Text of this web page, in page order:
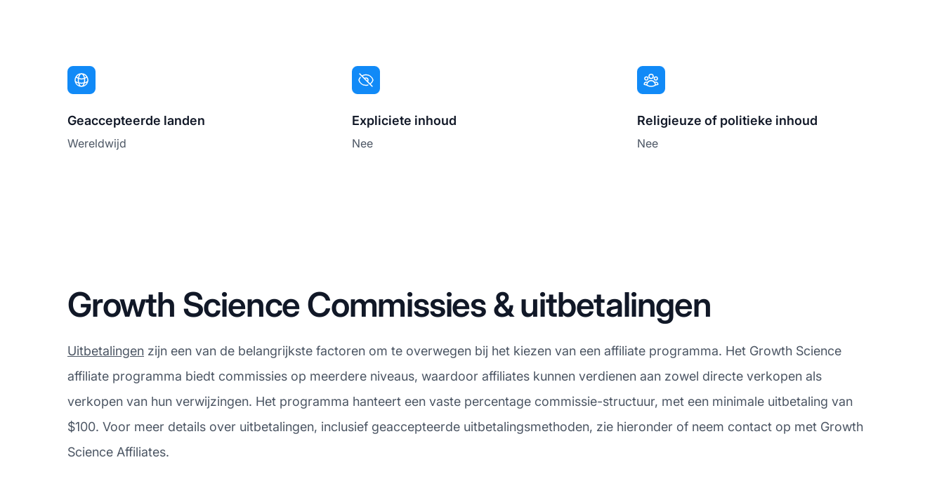
Geaccepteerde landen
Wereldwijd
Expliciete inhoud
Nee
Religieuze of politieke inhoud
Nee
Growth Science Commissies & uitbetalingen
Uitbetalingen zijn een van de belangrijkste factoren om te overwegen bij het kiezen van een affiliate programma. Het Growth Science
affiliate programma biedt commissies op meerdere niveaus, waardoor affiliates kunnen verdienen aan zowel directe verkopen als
verkopen van hun verwijzingen. Het programma hanteert een vaste percentage commissie-structuur, met een minimale uitbetaling van
$100. Voor meer details over uitbetalingen, inclusief geaccepteerde uitbetalingsmethoden, zie hieronder of neem contact op met Growth
Science Affiliates.